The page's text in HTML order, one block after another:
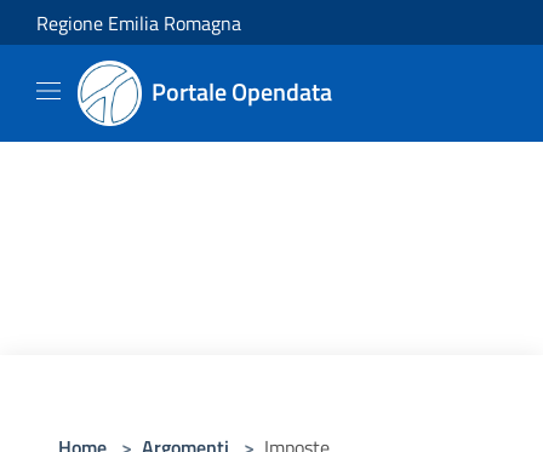
Salta al contenuto principale
Regione Emilia Romagna
Portale Opendata